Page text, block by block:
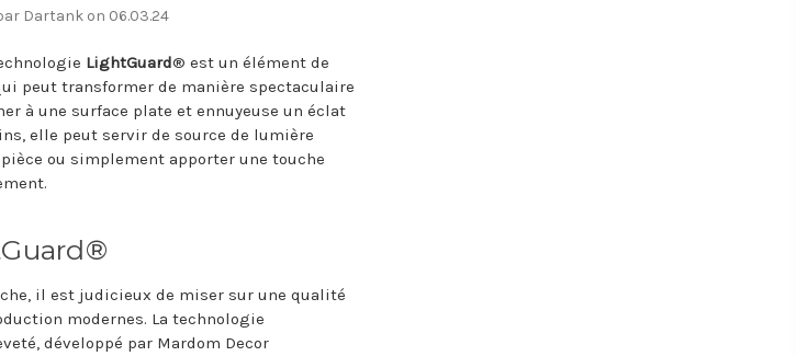
Dartank on 06.03.24
LightGuard® est un élément de
peut transformer de manière spectaculaire
à une surface plate et ennuyeuse un éclat
elle peut servir de source de lumière
ou simplement apporter une touche
il est judicieux de miser sur une qualité
modernes. La technologie
développé par Mardom Decor